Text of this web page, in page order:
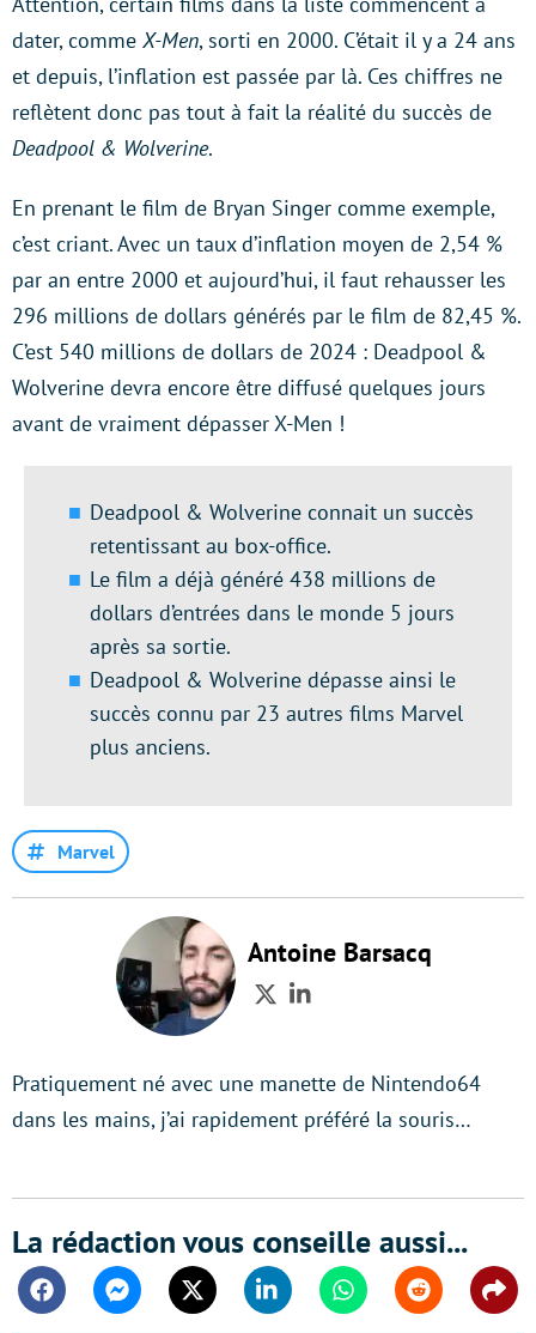
dater, comme X-Men, sorti en 2000. C’était il y a 24 ans
et depuis, l’inflation est passée par là. Ces chiffres ne
reflètent donc pas tout à fait la réalité du succès de
Deadpool & Wolverine.
En prenant le film de Bryan Singer comme exemple,
c’est criant. Avec un taux d’inflation moyen de 2,54 %
par an entre 2000 et aujourd’hui, il faut rehausser les
296 millions de dollars générés par le film de 82,45 %.
C’est 540 millions de dollars de 2024 : Deadpool &
Wolverine devra encore être diffusé quelques jours
avant de vraiment dépasser X-Men !
Deadpool & Wolverine connait un succès
retentissant au box-office.
Le film a déjà généré 438 millions de
dollars d’entrées dans le monde 5 jours
après sa sortie.
Deadpool & Wolverine dépasse ainsi le
succès connu par 23 autres films Marvel
plus anciens.
Marvel
Antoine Barsacq
TwitterLinkedIn
Pratiquement né avec une manette de Nintendo64
dans les mains, j’ai rapidement préféré la souris…
La rédaction vous conseille aussi...
FacebookMessengerTwitter Linkedin WhatsappReddit